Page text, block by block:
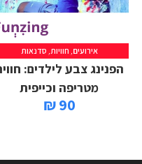
אירועים, חוויות, סדנאות
הפנינג צבע לילדים:
מטריפה וכייפית
90 ₪